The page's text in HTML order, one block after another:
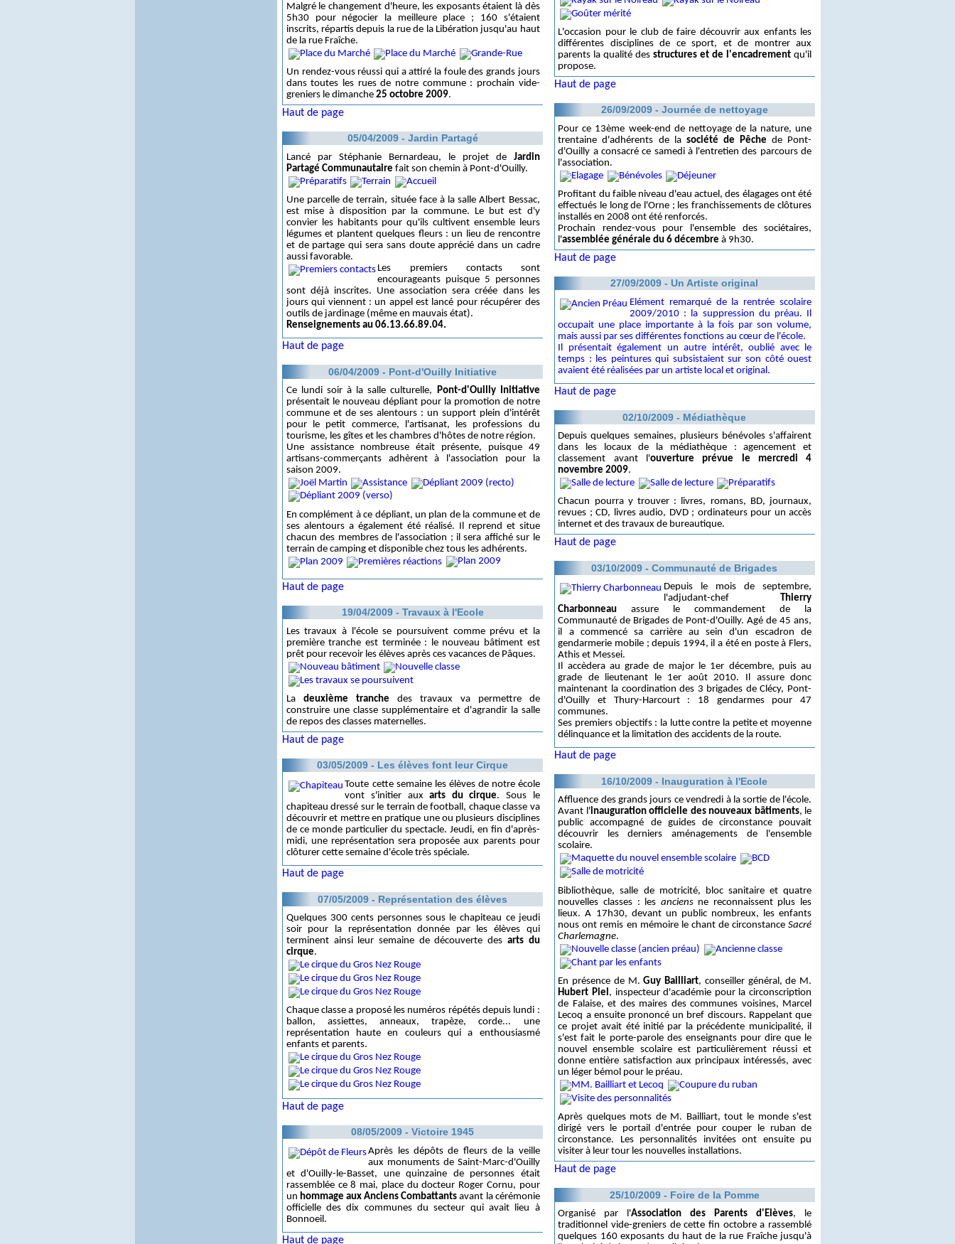
Malgré le changement d'heure, les exposants étaient là dès
5h30 pour négocier la meilleure place ; 160 s'étaient
inscrits, répartis depuis la rue de la Libération jusqu'au haut
de la rue Fraîche.
Un rendez-vous réussi qui a attiré la foule des grands jours
dans toutes les rues de notre commune : prochain vide-
greniers le dimanche 25 octobre 2009.
Haut de page
05/04/2009 - Jardin Partagé
Lancé par Stéphanie Bernardeau, le projet de Jardin
Partagé Communautaire fait son chemin à Pont-d'Ouilly.
Une parcelle de terrain, située face à la salle Albert Bessac,
est mise à disposition par la commune. Le but est d'y
convier les habitants pour qu'ils cultivent ensemble leurs
légumes et plantent quelques fleurs : un lieu de rencontre
et de partage qui sera sans doute apprécié dans un cadre
aussi favorable.
Les premiers contacts sont
encourageants puisque 5 personnes
sont déjà inscrites. Une association sera créée dans les
jours qui viennent : un appel est lancé pour récupérer des
outils de jardinage (même en mauvais état).
Renseignements au 06.13.66.89.04.
Haut de page
06/04/2009 - Pont-d'Ouilly Initiative
Ce lundi soir à la salle culturelle, Pont-d'Ouilly Initiative
présentait le nouveau dépliant pour la promotion de notre
commune et de ses alentours : un support plein d'intérêt
pour le petit commerce, l'artisanat, les professions du
tourisme, les gîtes et les chambres d'hôtes de notre région.
Une assistance nombreuse était présente, puisque 49
artisans-commerçants adhèrent à l'association pour la
saison 2009.
En complément à ce dépliant, un plan de la commune et de
ses alentours a également été réalisé. Il reprend et situe
chacun des membres de l'association ; il sera affiché sur le
terrain de camping et disponible chez tous les adhérents.
Haut de page
19/04/2009 - Travaux à l'Ecole
Les travaux à l'école se poursuivent comme prévu et la
première tranche est terminée : le nouveau bâtiment est
prêt pour recevoir les élèves après ces vacances de Pâques.
La deuxième tranche des travaux va permettre de
construire une classe supplémentaire et d'agrandir la salle
de repos des classes maternelles.
Haut de page
03/05/2009 - Les élèves font leur Cirque
Toute cette semaine les élèves de notre école
vont s'initier auxarts du cirque. Sous le
chapiteau dressé sur le terrain de football, chaque classe va
découvrir et mettre en pratique une ou plusieurs disciplines
de ce monde particulier du spectacle. Jeudi, en fin d'après-
midi, une représentation sera proposée aux parents pour
clôturer cette semaine d'école très spéciale.
Haut de page
07/05/2009 - Représentation des élèves
Quelques 300 cents personnes sous le chapiteau ce jeudi
soir pour la représentation donnée par les élèves qui
terminent ainsi leur semaine de découverte des arts du
cirque.
Chaque classe a proposé les numéros répétés depuis lundi :
ballon, assiettes, anneaux, trapèze, corde... une
représentation haute en couleurs qui a enthousiasmé
enfants et parents.
Haut de page
08/05/2009 - Victoire 1945
Après les dépôts de fleurs de la veille
aux monuments de Saint-Marc-d'Ouilly
et d'Ouilly-le-Basset, une quinzaine de personnes était
rassemblée ce 8 mai, place du docteur Roger Cornu, pour
un hommage aux Anciens Combattants avant la cérémonie
officielle des dix communes du secteur qui avait lieu à
Bonnoeil.
Haut de page
L'occasion pour le club de faire découvrir aux enfants les
différentes disciplines de ce sport, et de montrer aux
parents la qualité desstructures et de l'encadrement qu'il
propose.
Haut de page
26/09/2009 - Journée de nettoyage
Pour ce 13ème week-end de nettoyage de la nature, une
trentaine d'adhérents de la société de Pêche de Pont-
d'Ouilly a consacré ce samedi à l'entretien des parcours de
l'association.
Profitant du faible niveau d'eau actuel, des élagages ont été
effectués le long de l'Orne ; les franchissements de clôtures
installés en 2008 ont été renforcés.
Prochain rendez-vous pour l'ensemble des sociétaires,
l'assemblée générale du 6 décembre à 9h30.
Haut de page
27/09/2009 - Un Artiste original
Elément remarqué de la rentrée scolaire
2009/2010 : la suppression du préau. Il
occupait une place importante à la fois par son volume,
mais aussi par ses différentes fonctions au cœur de l'école.
Il présentait également un autre intérêt, oublié avec le
temps : les peintures qui subsistaient sur son côté ouest
avaient été réalisées par un artiste local et original.
Haut de page
02/10/2009 - Médiathèque
Depuis quelques semaines, plusieurs bénévoles s'affairent
dans les locaux de la médiathèque : agencement et
classement avant l'ouverture prévue le mercredi 4
novembre 2009.
Chacun pourra y trouver : livres, romans, BD, journaux,
revues ; CD, livres audio, DVD ; ordinateurs pour un accès
internet et des travaux de bureautique.
Haut de page
03/10/2009 - Communauté de Brigades
Depuis le mois de septembre,
l'adjudant-chef
Thierry
Charbonneau assure le commandement de la
Communauté de Brigades de Pont-d'Ouilly. Agé de 45 ans,
il a commencé sa carrière au sein d'un escadron de
gendarmerie mobile ; depuis 1994, il a été en poste à Flers,
Athis et Messei.
Il accèdera au grade de major le 1er décembre, puis au
grade de lieutenant le 1er août 2010. Il assure donc
maintenant la coordination des 3 brigades de Clécy, Pont-
d'Ouilly et Thury-Harcourt : 18 gendarmes pour 47
communes.
Ses premiers objectifs : la lutte contre la petite et moyenne
délinquance et la limitation des accidents de la route.
Haut de page
16/10/2009 - Inauguration à l'Ecole
Affluence des grands jours ce vendredi à la sortie de l'école.
Avant l'inauguration officielle des nouveaux bâtiments, le
public accompagné de guides de circonstance pouvait
découvrir les derniers aménagements de l'ensemble
scolaire.
Bibliothèque, salle de motricité, bloc sanitaire et quatre
nouvelles classes : les anciensne reconnaissent plus les
lieux. A 17h30, devant un public nombreux, les enfants
nous ont remis en mémoire le chant de circonstanceSacré
Charlemagne.
En présence de M.Guy Bailliart, conseiller général, de M.
Hubert Piel , inspecteur d'académie pour la circonscription
de Falaise, et des maires des communes voisines, Marcel
Lecoq a ensuite prononcé un bref discours. Rappelant que
ce projet avait été initié par la précédente municipalité, il
s'est fait le porte-parole des enseignants pour dire que le
nouvel ensemble scolaire est particulièrement réussi et
donne entière satisfaction aux principaux intéressés, avec
un léger bémol pour le préau.
Après quelques mots de M. Bailliart, tout le monde s'est
dirigé vers le portail d'entrée pour couper le ruban de
circonstance. Les personnalités invitées ont ensuite pu
visiter à leur tour les nouvelles installations.
Haut de page
25/10/2009 - Foire de la Pomme
Organisé par l'Association des Parents d'Elèves, le
traditionnel vide-greniers de cette fin octobre a rassemblé
quelques 160 exposants du haut de la rue Fraîche jusqu'à